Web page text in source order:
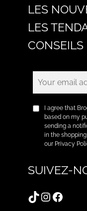
LES
LES
CONSEILS
I agree that
based on my
sending a
in the
our Privacy
SUIVEZ-
TikTok
Instagram